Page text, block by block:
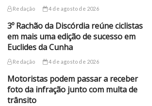
Redação 4 de agosto de 2026
3º Rachão da Discórdia reúne ciclistas
em mais uma edição de sucesso em
Euclides da Cunha
Redação 4 de agosto de 2026
Motoristas podem passar a receber
foto da infração junto com multa de
trânsito